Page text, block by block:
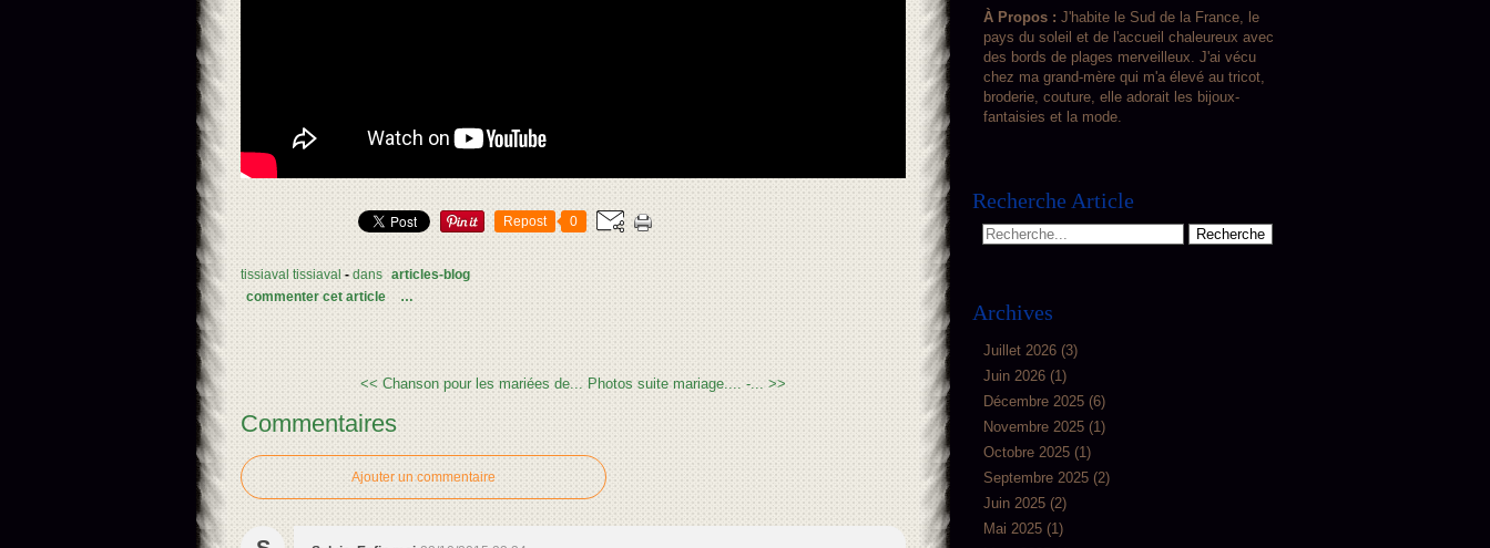
Repost 0
tissiaval tissiaval - dans articles-blog
commenter cet article
…
<< Chanson pour les mariées de... Photos suite mariage.... -... >>
Commentaires
Ajouter un commentaire
À Propos : J'habite le Sud de la France, le
pays du soleil et de l'accueil chaleureux avec
des bords de plages merveilleux. J'ai vécu
chez ma grand-mère qui m'a élevé au tricot,
broderie, couture, elle adorait les bijoux-
fantaisies et la mode.
Recherche Article
Archives
Juillet 2026 (3)
Juin 2026 (1)
Décembre 2025 (6)
Novembre 2025 (1)
Octobre 2025 (1)
Septembre 2025 (2)
Juin 2025 (2)
Mai 2025 (1)